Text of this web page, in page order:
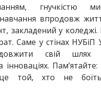
гнучкістю
впродовж
закладений у коледжі.
Саме у стінах НУБіП
свій шлях
інноваціях.
той, хто не